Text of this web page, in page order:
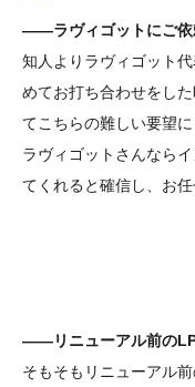
――ラヴィゴットにご依
知人よりラヴィゴット
めてお打ち合わせをし
てこちらの難しい要望
ラヴィゴットさんなら
てくれると確信し、お
――リニューアル前のLP
そもそもリニューアル